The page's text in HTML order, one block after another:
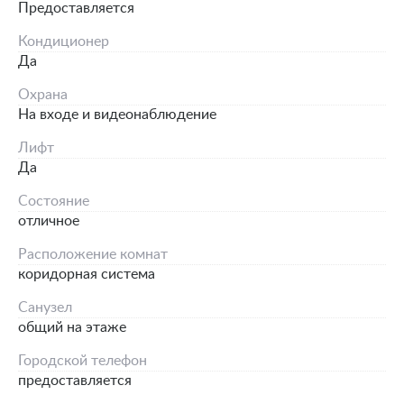
Предоставляется
Кондиционер
Да
Охрана
На входе и видеонаблюдение
Лифт
Да
Состояние
отличное
Расположение комнат
коридорная система
Санузел
общий на этаже
Городской телефон
предоставляется